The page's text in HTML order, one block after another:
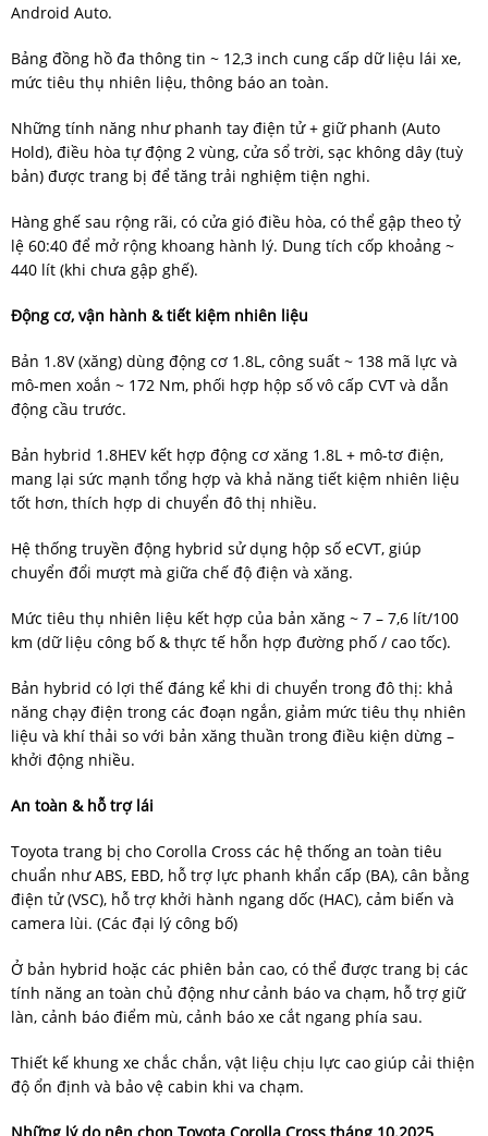
Android Auto.
Bảng đồng hồ đa thông tin ~ 12,3 inch cung cấp dữ liệu lái xe,
mức tiêu thụ nhiên liệu, thông báo an toàn.
Những tính năng như phanh tay điện tử + giữ phanh (Auto
Hold), điều hòa tự động 2 vùng, cửa sổ trời, sạc không dây (tuỳ
bản) được trang bị để tăng trải nghiệm tiện nghi.
Hàng ghế sau rộng rãi, có cửa gió điều hòa, có thể gập theo tỷ
lệ 60:40 để mở rộng khoang hành lý. Dung tích cốp khoảng ~
440 lít (khi chưa gập ghế).
Động cơ, vận hành & tiết kiệm nhiên liệu
Bản 1.8V (xăng) dùng động cơ 1.8L, công suất ~ 138 mã lực và
mô-men xoắn ~ 172 Nm, phối hợp hộp số vô cấp CVT và dẫn
động cầu trước.
Bản hybrid 1.8HEV kết hợp động cơ xăng 1.8L + mô-tơ điện,
mang lại sức mạnh tổng hợp và khả năng tiết kiệm nhiên liệu
tốt hơn, thích hợp di chuyển đô thị nhiều.
Hệ thống truyền động hybrid sử dụng hộp số eCVT, giúp
chuyển đổi mượt mà giữa chế độ điện và xăng.
Mức tiêu thụ nhiên liệu kết hợp của bản xăng ~ 7 – 7,6 lít/100
km (dữ liệu công bố & thực tế hỗn hợp đường phố / cao tốc).
Bản hybrid có lợi thế đáng kể khi di chuyển trong đô thị: khả
năng chạy điện trong các đoạn ngắn, giảm mức tiêu thụ nhiên
liệu và khí thải so với bản xăng thuần trong điều kiện dừng –
khởi động nhiều.
An toàn & hỗ trợ lái
Toyota trang bị cho Corolla Cross các hệ thống an toàn tiêu
chuẩn như ABS, EBD, hỗ trợ lực phanh khẩn cấp (BA), cân bằng
điện tử (VSC), hỗ trợ khởi hành ngang dốc (HAC), cảm biến và
camera lùi. (Các đại lý công bố)
Ở bản hybrid hoặc các phiên bản cao, có thể được trang bị các
tính năng an toàn chủ động như cảnh báo va chạm, hỗ trợ giữ
làn, cảnh báo điểm mù, cảnh báo xe cắt ngang phía sau.
Thiết kế khung xe chắc chắn, vật liệu chịu lực cao giúp cải thiện
độ ổn định và bảo vệ cabin khi va chạm.